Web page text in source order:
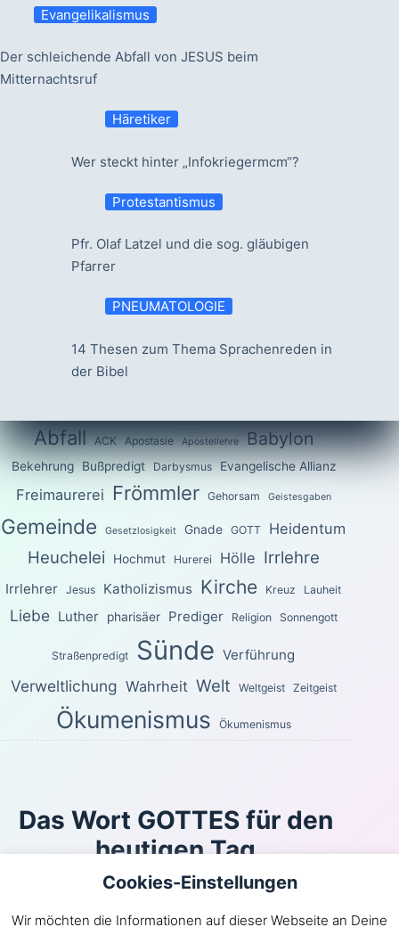
Evangelikalismus
Der schleichende Abfall von JESUS beim
Mitternachtsruf
Häretiker
Wer steckt hinter „Infokriegermcm“?
Protestantismus
Pfr. Olaf Latzel und die sog. gläubigen
Pfarrer
PNEUMATOLOGIE
14 Thesen zum Thema Sprachenreden in
der Bibel
Abfall ACK Apostasie Apostellehre Babylon
Bekehrung Bußpredigt Darbysmus Evangelische Allianz
Freimaurerei Frömmler Gehorsam Geistesgaben
Gemeinde Gesetzlosigkeit Gnade GOTT Heidentum
Heuchelei Hochmut Hurerei Hölle Irrlehre
Irrlehrer Jesus Katholizismus Kirche Kreuz Lauheit
Liebe Luther pharisäer Prediger Religion Sonnengott
Straßenpredigt Sünde Verführung
Verweltlichung Wahrheit Welt Weltgeist Zeitgeist
Ökumenismus Ökumenismus
Das Wort GOTTES für den
heutigen Tag
Oder kann sich jemand in Schlupfwinkeln verbergen,
und ich, ich sähe ihn nicht?, spricht der HERR. Bin ich
Cookies-Einstellungen
Wir möchten die Informationen auf dieser Webseite an Deine